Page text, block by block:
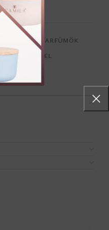
Férfi parfümök
,
Chanel